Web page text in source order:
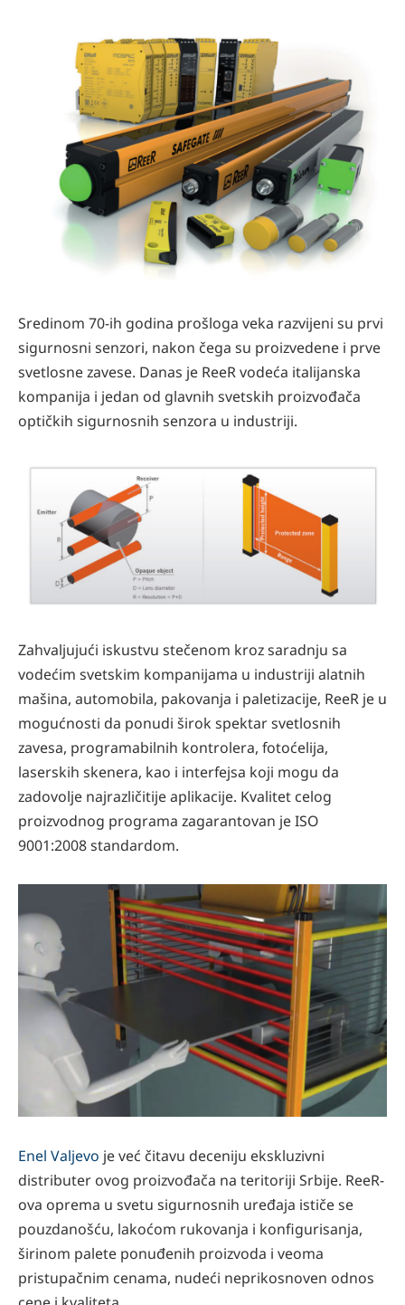
Sredinom 70-ih godina prošloga veka razvijeni su prvi
sigurnosni senzori, nakon čega su proizvedene i prve
svetlosne zavese. Danas je ReeR vodeća italijanska
kompanija i jedan od glavnih svetskih proizvođača
optičkih sigurnosnih senzora u industriji.
Zahvaljujući iskustvu stečenom kroz saradnju sa
vodećim svetskim kompanijama u industriji alatnih
mašina, automobila, pakovanja i paletizacije, ReeR je u
mogućnosti da ponudi širok spektar svetlosnih
zavesa, programabilnih kontrolera, fotoćelija,
laserskih skenera, kao i interfejsa koji mogu da
zadovolje najrazličitije aplikacije. Kvalitet celog
proizvodnog programa zagarantovan je ISO
9001:2008 standardom.
Enel Valjevo je već čitavu deceniju ekskluzivni
distributer ovog proizvođača na teritoriji Srbije. ReeR-
ova oprema u svetu sigurnosnih uređaja ističe se
pouzdanošću, lakoćom rukovanja i konfigurisanja,
širinom palete ponuđenih proizvoda i veoma
pristupačnim cenama, nudeći neprikosnoven odnos